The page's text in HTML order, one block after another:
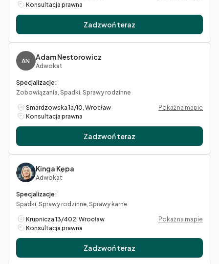
Konsultacja prawna
Zadzwoń teraz
AN Adam Nestorowicz
Adwokat
Specjalizacje:
Zobowiązania, Spadki, Sprawy rodzinne
Smardzowska 1a/10, Wrocław
Pokaż na mapie
Konsultacja prawna
Zadzwoń teraz
Kinga Kępa
Adwokat
Specjalizacje:
Spadki, Sprawy rodzinne, Sprawy karne
Krupnicza 13/402, Wrocław
Pokaż na mapie
Konsultacja prawna
Zadzwoń teraz